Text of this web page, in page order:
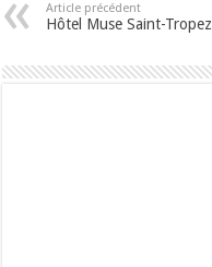
Article précédent
Hôtel Muse Saint-Tropez